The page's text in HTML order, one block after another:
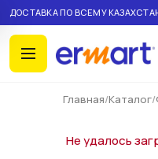
ДОСТАВКА ПО ВСЕМУ
×
Личный
кабинетГлавная/Каталог/
Не удалось